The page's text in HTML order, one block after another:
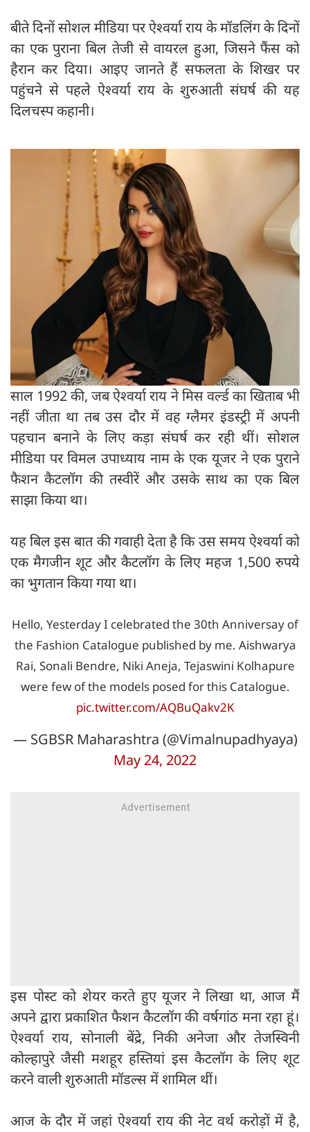
बीते दिनों सोशल मीडिया पर ऐश्वर्या राय के मॉडलिंग के दिनों
का एक पुराना बिल तेजी से वायरल हुआ, जिसने फैंस को
हैरान कर दिया। आइए जानते हैं सफलता के शिखर पर
पहुंचने से पहले ऐश्वर्या राय के शुरुआती संघर्ष की यह
दिलचस्प कहानी।
साल 1992 की, जब ऐश्वर्या राय ने मिस वर्ल्ड का खिताब भी
नहीं जीता था तब उस दौर में वह ग्लैमर इंडस्ट्री में अपनी
पहचान बनाने के लिए कड़ा संघर्ष कर रही थीं। सोशल
मीडिया पर विमल उपाध्याय नाम के एक यूजर ने एक पुराने
फैशन कैटलॉग की तस्वीरें और उसके साथ का एक बिल
साझा किया था।
यह बिल इस बात की गवाही देता है कि उस समय ऐश्वर्या को
एक मैगजीन शूट और कैटलॉग के लिए महज 1,500 रुपये
का भुगतान किया गया था।
Hello, Yesterday I celebrated the 30th Anniversay of
the Fashion Catalogue published by me. Aishwarya
Rai, Sonali Bendre, Niki Aneja, Tejaswini Kolhapure
were few of the models posed for this Catalogue.
pic.twitter.com/AQBuQakv2K
— SGBSR Maharashtra (@Vimalnupadhyaya)
May 24, 2022
इस पोस्ट को शेयर करते हुए यूजर ने लिखा था, आज मैं
अपने द्वारा प्रकाशित फैशन कैटलॉग की वर्षगांठ मना रहा हूं।
ऐश्वर्या राय, सोनाली बेंद्रे, निकी अनेजा और तेजस्विनी
कोल्हापुरे जैसी मशहूर हस्तियां इस कैटलॉग के लिए शूट
करने वाली शुरुआती मॉडल्स में शामिल थीं।
आज के दौर में जहां ऐश्वर्या राय की नेट वर्थ करोड़ों में है,